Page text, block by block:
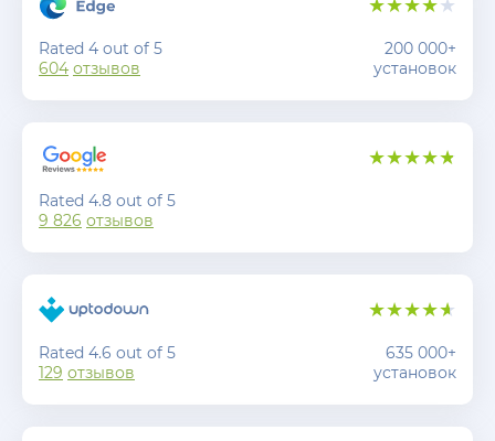
Rated 4 out of 5
604 отзывов
200 000+
установок
Rated 4.8 out of 5
9 826 отзывов
Rated 4.6 out of 5
129 отзывов
635 000+
установок